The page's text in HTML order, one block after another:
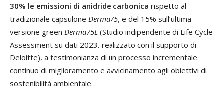
30% le emissioni di anidride carbonica rispetto al
tradizionale capsulone Derma75, e del 15% sull’ultima
versione green Derma75L (Studio indipendente di Life Cycle
Assessment su dati 2023, realizzato con il supporto di
Deloitte), a testimonianza di un processo incrementale
continuo di miglioramento e avvicinamento agli obiettivi di
sostenibilità ambientale.